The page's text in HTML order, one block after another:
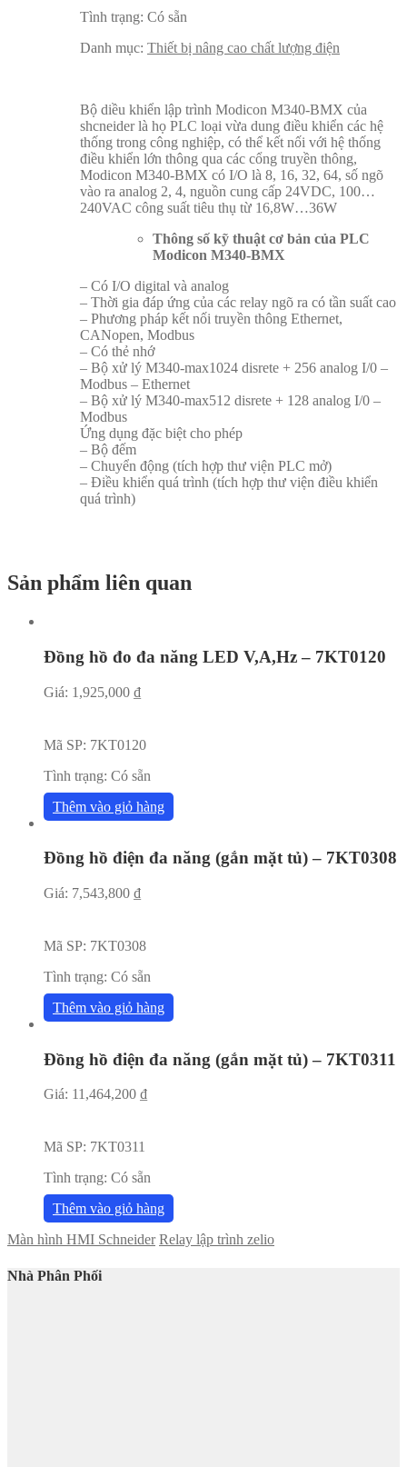
Tình trạng: Có sẵn
Danh mục: Thiết bị nâng cao chất lượng điện
Bộ diều khiển lập trình Modicon M340-BMX của
shcneider là họ PLC loại vừa dung điều khiển các hệ
thống trong công nghiệp, có thể kết nối với hệ thống
điều khiển lớn thông qua các cổng truyền thông,
Modicon M340-BMX có I/O là 8, 16, 32, 64, số ngõ
vào ra analog 2, 4, nguồn cung cấp 24VDC, 100…
240VAC công suất tiêu thụ từ 16,8W…36W
Thông số kỹ thuật cơ bản của PLC
Modicon M340-BMX
– Có I/O digital và analog
– Thời gia đáp ứng của các relay ngõ ra có tần suất cao
– Phương pháp kết nối truyền thông Ethernet,
CANopen, Modbus
– Có thẻ nhớ
– Bộ xử lý M340-max1024 disrete + 256 analog I/0 –
Modbus – Ethernet
– Bộ xử lý M340-max512 disrete + 128 analog I/0 –
Modbus
Ứng dụng đặc biệt cho phép
– Bộ đếm
– Chuyển động (tích hợp thư viện PLC mở)
– Điều khiển quá trình (tích hợp thư viện điều khiển
quá trình)
Sản phẩm liên quan
Đồng hồ đo đa năng LED V,A,Hz – 7KT0120
Giá: 1,925,000 ₫
Mã SP: 7KT0120
Tình trạng: Có sẵn
Thêm vào giỏ hàng
Đồng hồ điện đa năng (gắn mặt tủ) – 7KT0308
Giá: 7,543,800 ₫
Mã SP: 7KT0308
Tình trạng: Có sẵn
Thêm vào giỏ hàng
Đồng hồ điện đa năng (gắn mặt tủ) – 7KT0311
Giá: 11,464,200 ₫
Mã SP: 7KT0311
Tình trạng: Có sẵn
Thêm vào giỏ hàng
Màn hình HMI Schneider Relay lập trình zelio
Nhà Phân Phối